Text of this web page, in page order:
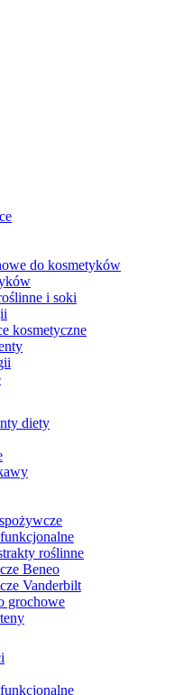
do kosmetyków
i soki
kosmetyczne
diety
roślinne
Beneo
Vanderbilt
grochowe